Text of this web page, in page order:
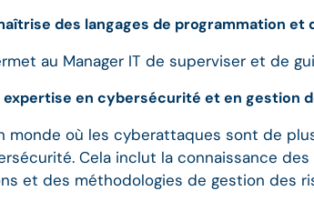
des langages de programmation
au Manager IT de superviser et de
expertise en cybersécurité et en gestion
monde où les cyberattaques sont de
Cela inclut la connaissance
et des méthodologies de gestion des